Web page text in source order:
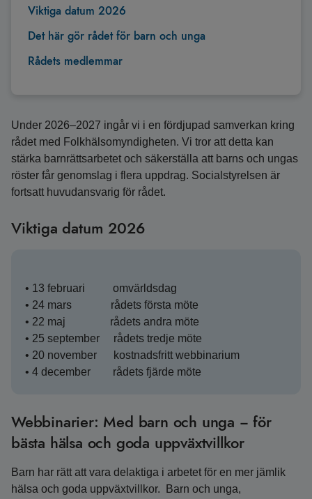
Viktiga datum 2026
Det här gör rådet för barn och unga
Rådets medlemmar
Under 2026–2027 ingår vi i en fördjupad samverkan kring
rådet med Folkhälsomyndigheten. Vi tror att detta kan
stärka barnrättsarbetet och säkerställa att barns och ungas
röster får genomslag i flera uppdrag. Socialstyrelsen är
fortsatt huvudansvarig för rådet.
Viktiga datum 2026
• 13 februari omvärldsdag
• 24 mars rådets första möte
• 22 maj rådets andra möte
• 25 september rådets tredje möte
• 20 november kostnadsfritt webbinarium
• 4 december rådets fjärde möte
Webbinarier: Med barn och unga − för
bästa hälsa och goda uppväxtvillkor
Barn har rätt att vara delaktiga i arbetet för en mer jämlik
hälsa och goda uppväxtvillkor. Barn och unga,